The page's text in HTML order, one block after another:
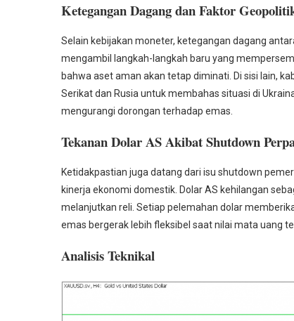
Ketegangan Dagang dan Faktor
Selain kebijakan moneter, ketegangan dagang
mengambil langkah-langkah baru yang
bahwa aset aman akan tetap diminati. Di sisi lain,
Serikat dan Rusia untuk membahas situasi di
mengurangi dorongan terhadap emas.
Tekanan Dolar AS Akibat Shutdown
Ketidakpastian juga datang dari isu shutdown
kinerja ekonomi domestik. Dolar AS kehilangan
melanjutkan reli. Setiap pelemahan dolar
emas bergerak lebih fleksibel saat nilai mata uang
Analisis Teknikal